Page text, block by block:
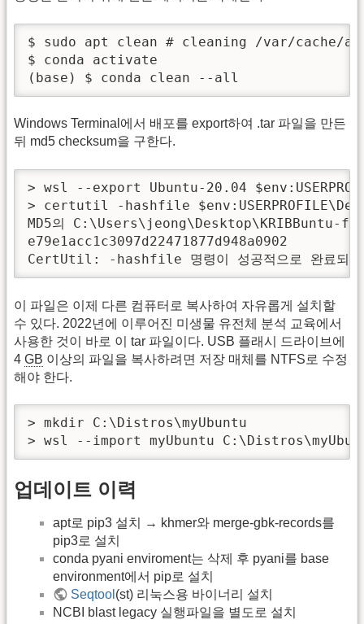
$ sudo apt clean # cleaning /var/cache/
$ conda activate
(base) $ conda clean --all
Windows Terminal에서 배포를 export하여 .tar 파일을 만든
뒤 md5 checksum을 구한다.
> wsl --export Ubuntu-20.04
> certutil -hashfile
MD5의 C:\Users\jeong\Desktop\KRIBBuntu-
e79e1acc1c3097d22471877d948a0902
CertUtil: -hashfile 명령이 성공적으로 완료되었
이 파일은 이제 다른 컴퓨터로 복사하여 자유롭게 설치할
수 있다. 2022년에 이루어진 미생물 유전체 분석 교육에서
사용한 것이 바로 이 tar 파일이다. USB 플래시 드라이브에
4 GB 이상의 파일을 복사하려면 저장 매체를 NTFS로 수정
해야 한다.
> mkdir C:\Distros\myUbuntu
> wsl --import myUbuntu
업데이트 이력
apt로 pip3 설치 → khmer와 merge-gbk-records를
pip3로 설치
conda pyani enviroment는 삭제 후 pyani를 base
environment에서 pip로 설치
Seqtool (st) 리눅스용 바이너리 설치
NCBI blast legacy 실행파일을 별도로 설치